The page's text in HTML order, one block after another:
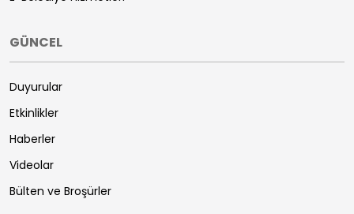
GÜNCEL
Duyurular
Etkinlikler
Haberler
Videolar
Bülten ve Broşürler